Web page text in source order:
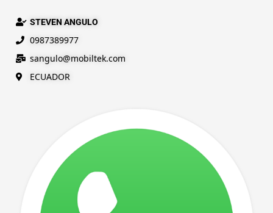
STEVEN ANGULO
0987389977
sangulo@mobiltek.com
ECUADOR